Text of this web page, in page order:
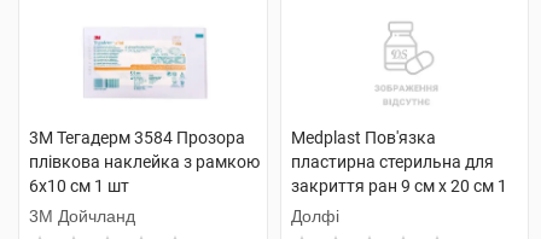
3M Тегадерм 3584 Прозора
плівкова наклейка з рамкою
6х10 см 1 шт
3М Дойчланд
Medplast Пов'язка
пластирна стерильна для
закриття ран 9 см х 20 см 1
шт
Долфі